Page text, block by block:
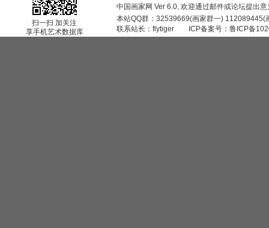
扫一扫 加关注
享手机艺术数据库
中国画家网 Ver 6.0, 欢迎通过邮件或论坛提出
本站QQ群：32539669(画家群一)
联系站长： flytiger ICP备案号： 鲁ICP备